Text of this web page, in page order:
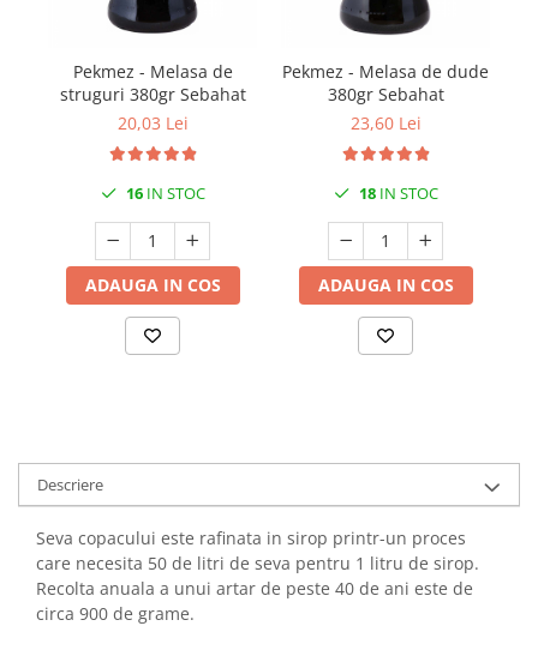
Pekmez - Melasa de
struguri 380gr Sebahat
20,03 Lei
16IN STOC
ADAUGA IN COS
Pekmez - Melasa de dude
380gr Sebahat
23,60 Lei
18IN STOC
ADAUGA IN COS
Descriere
Seva copacului este rafinata in sirop printr-un proces
care necesita 50 de litri de seva pentru 1 litru de sirop.
Recolta anuala a unui artar de peste 40 de ani este de
circa 900 de grame.